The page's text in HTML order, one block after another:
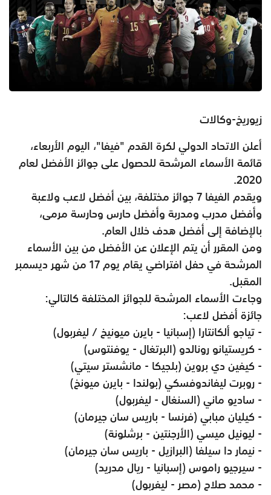
زيوريخ-وكالات
أعلن الاتحاد الدولي لكرة القدم "فيفا"، اليوم الأربعاء،
قائمة الأسماء المرشحة للحصول على جوائز الأفضل لعام
2020.
ويقدم الفيفا 7 جوائز مختلفة، بين أفضل لاعب ولاعبة
وأفضل مدرب ومدربة وأفضل حارس وحارسة مرمى،
بالإضافة إلى أفضل هدف خلال العام.
ومن المقرر أن يتم الإعلان عن الأفضل من بين الأسماء
المرشحة في حفل افتراضي يقام يوم 17 من شهر ديسمبر
المقبل.
وجاءت الأسماء المرشحة للجوائز المختلفة كالتالي:
جائزة أفضل لاعب:
- تياجو ألكانتارا (إسبانيا - بايرن ميونيخ / ليفربول)
- كريستيانو رونالدو (البرتغال - يوفنتوس)
- كيفين دي بروين (بلجيكا - مانشستر سيتي)
- روبرت ليفاندوفسكي (بولندا - بايرن ميونخ)
- ساديو ماني (السنغال - ليفربول)
- كيليان مبابي (فرنسا - باريس سان جيرمان)
- ليونيل ميسي (الأرجنتين - برشلونة)
- نيمار دا سيلفا (البرازيل - باريس سان جيرمان)
- سيرجيو راموس (إسبانيا - ريال مدريد)
- محمد صلاح (مصر - ليفربول)